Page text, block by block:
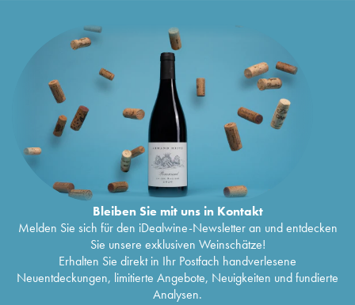
Bleiben Sie mit uns in Kontakt
Melden Sie sich für den iDealwine-Newsletter an und entdecken
Sie unsere exklusiven Weinschätze!
Erhalten Sie direkt in Ihr Postfach handverlesene
Neuentdeckungen, limitierte Angebote, Neuigkeiten und fundierte
Analysen.